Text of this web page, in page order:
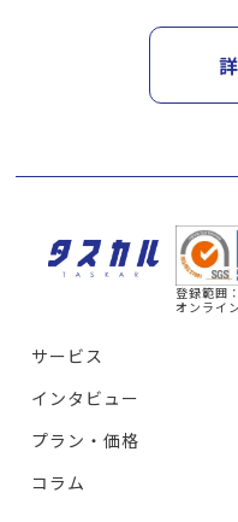
登録範囲
オンライ
サービス
インタビュー
プラン・価格
コラム